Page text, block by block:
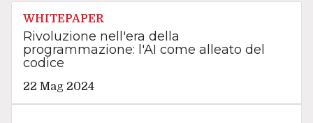
WHITEPAPER
Rivoluzione nell'era della
programmazione: l'AI come alleato del
codice
22 Mag 2024